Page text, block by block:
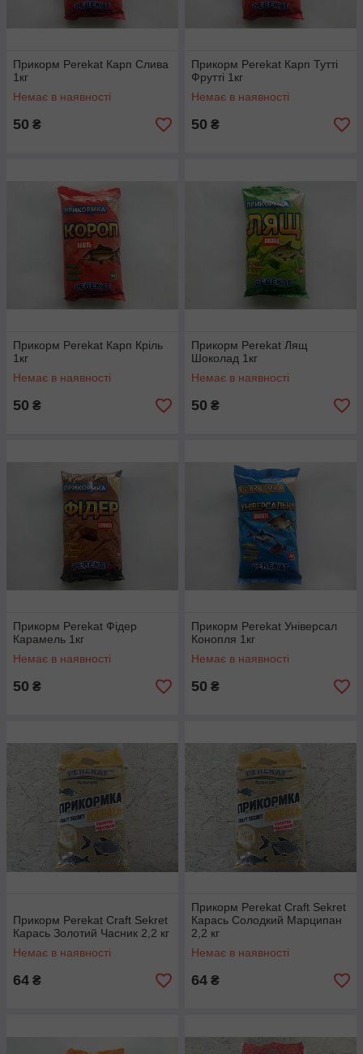
Прикорм Perekat Карп Слива
1кг
Немає в наявності
50 ₴
Прикорм Perekat Карп Тутті
Фрутті 1кг
Немає в наявності
50 ₴
Прикорм Perekat Карп Кріль
1кг
Немає в наявності
50 ₴
Прикорм Perekat Лящ
Шоколад 1кг
Немає в наявності
50 ₴
Прикорм Perekat Фідер
Карамель 1кг
Немає в наявності
50 ₴
Прикорм Perekat Універсал
Конопля 1кг
Немає в наявності
50 ₴
Прикорм Perekat Craft Sekret
Карась Золотий Часник 2,2 кг
Немає в наявності
64 ₴
Прикорм Perekat Craft Sekret
Карась Солодкий Марципан
2,2 кг
Немає в наявності
64 ₴